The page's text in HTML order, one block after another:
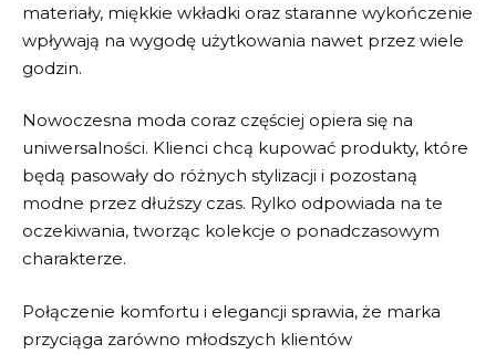
materiały, miękkie wkładki oraz staranne wykończenie
wpływają na wygodę użytkowania nawet przez wiele
godzin.
Nowoczesna moda coraz częściej opiera się na
uniwersalności. Klienci chcą kupować produkty, które
będą pasowały do różnych stylizacji i pozostaną
modne przez dłuższy czas. Rylko odpowiada na te
oczekiwania, tworząc kolekcje o ponadczasowym
charakterze.
Połączenie komfortu i elegancji sprawia, że marka
przyciąga zarówno młodszych klientów